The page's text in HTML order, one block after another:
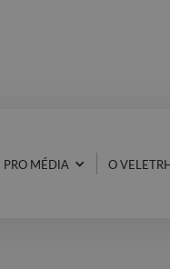
PRO MÉDIA O